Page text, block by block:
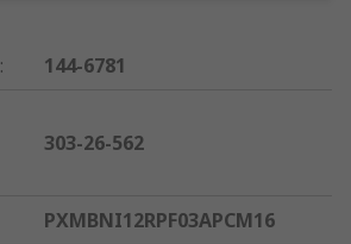
:
144-6781
303-26-562
PXMBNI12RPF03APCM16